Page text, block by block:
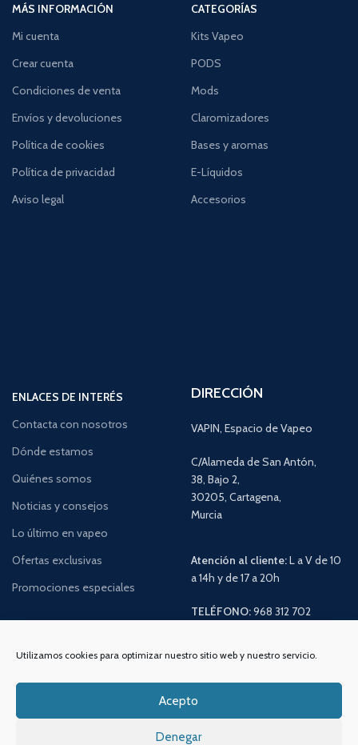
Utilizamos cookies para optimizar nuestro sitio web y nuestro servicio.
Acepto
Denegar
MÁS INFORMACIÓN
Mi cuenta
Crear cuenta
Condiciones de venta
Envíos y devoluciones
Política de cookies
Política de privacidad
Aviso legal
CATEGORÍAS
Kits Vapeo
PODS
Mods
Claromizadores
Bases y aromas
E-Líquidos
Accesorios
ENLACES DE INTERÉS
Contacta con nosotros
Dónde estamos
Quiénes somos
Noticias y consejos
Lo último en vapeo
Ofertas exclusivas
Promociones especiales
DIRECCIÓN
VAPIN, Espacio de Vapeo
C/Alameda de San Antón,
38, Bajo 2,
30205, Cartagena,
Murcia
Atención al cliente:L a V de 10
a 14h y de 17 a 20h
TELÉFONO:968 312 702